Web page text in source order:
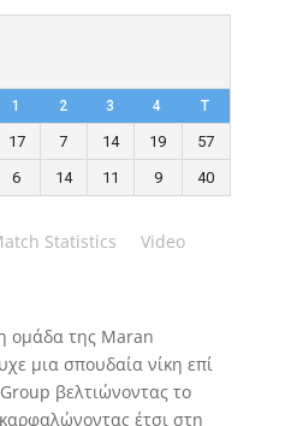
1 2 3 4 T
17 7 14 19
57
6 14 11 9 40
Statistics Video
ομάδα της Maran
μια σπουδαία νίκη επί
βελτιώνοντας το
έτσι στη